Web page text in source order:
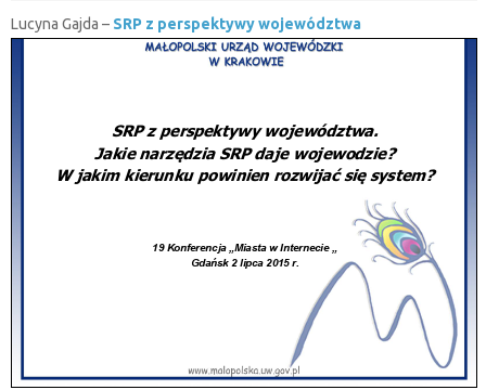
Lucyna Gajda – SRP z perspektywy województwa